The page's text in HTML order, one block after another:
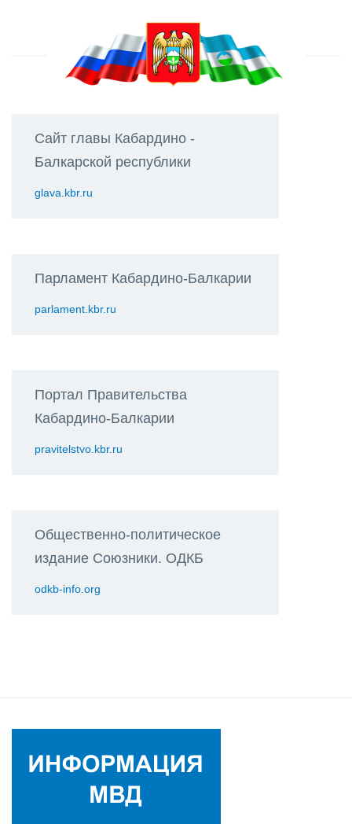
Сайт главы Кабардино -
Балкарской республики
glava.kbr.ru
Парламент Кабардино-Балкарии
parlament.kbr.ru
Портал Правительства
Кабардино-Балкарии
pravitelstvo.kbr.ru
Общественно-политическое
издание Союзники. ОДКБ
odkb-info.org